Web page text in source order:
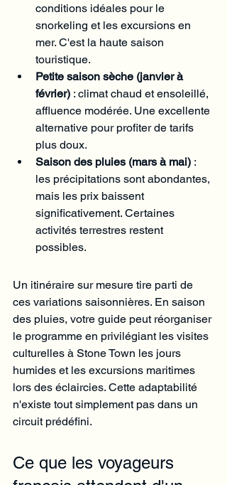
conditions idéales pour le
snorkeling et les excursions en
mer. C'est la haute saison
touristique.
Petite saison sèche (janvier à
février) : climat chaud et ensoleillé,
affluence modérée. Une excellente
alternative pour profiter de tarifs
plus doux.
Saison des pluies (mars à mai) :
les précipitations sont abondantes,
mais les prix baissent
significativement. Certaines
activités terrestres restent
possibles.
Un itinéraire sur mesure tire parti de
ces variations saisonnières. En saison
des pluies, votre guide peut réorganiser
le programme en privilégiant les visites
culturelles à Stone Town les jours
humides et les excursions maritimes
lors des éclaircies. Cette adaptabilité
n'existe tout simplement pas dans un
circuit prédéfini.
Ce que les voyageurs